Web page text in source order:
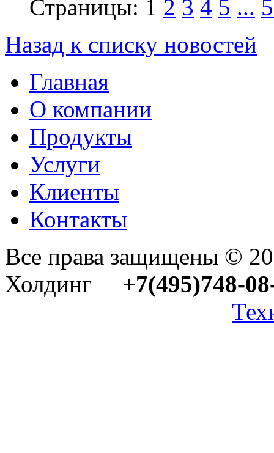
Страницы: 1 2 3 4 5 ...
Назад к списку новостей
Главная
О компании
Продукты
Услуги
Клиенты
Контакты
Все права защищены ©
Холдинг +7(495)748-